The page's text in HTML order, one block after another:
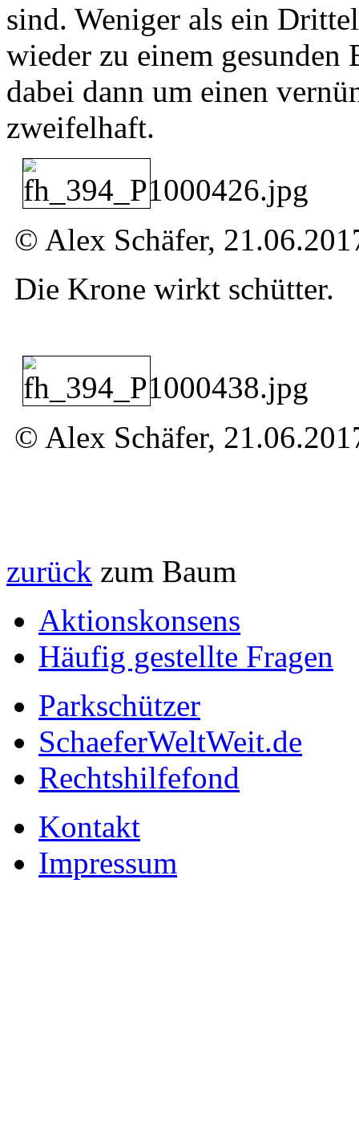
sind. Weniger als ein
wieder zu einem gesunden
dabei dann um einen
zweifelhaft.
© Alex Schäfer,
Die Krone wirkt schütter.
© Alex Schäfer,
zurück zum Baum
Aktionskonsens
Häufig gestellte Fragen
Parkschützer
SchaeferWeltWeit.de
Rechtshilfefond
Kontakt
Impressum